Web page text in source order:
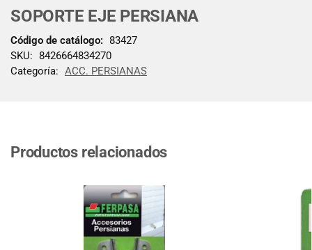
SOPORTE EJE PERSIANA
Código de catálogo: 83427
SKU: 8426664834270
Categoría: ACC. PERSIANAS
Productos relacionados